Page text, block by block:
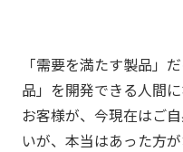
「需要を満たす製品」
品」を開発できる人間に
お客様が、今現在はご
いが、本当はあった方